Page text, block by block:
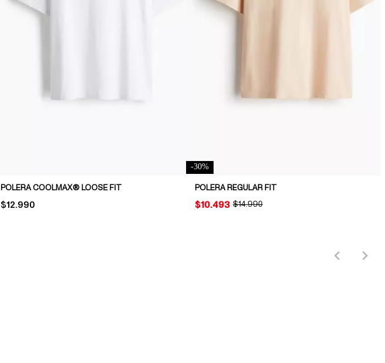
POLERA COOLMAX® LOOSE FIT
PRICE:
$12.990
-30%
POLERA REGULAR FIT
ORIGINAL PRICE:
$14.990
PRICE:
$10.493